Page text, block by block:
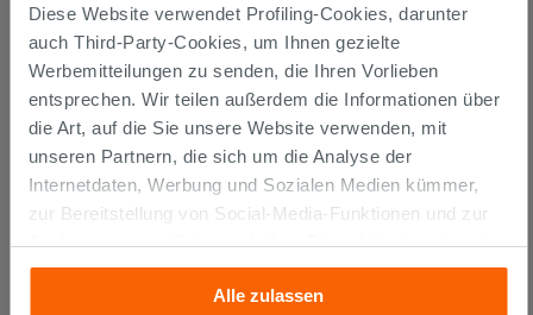
Diese Website verwendet Profiling-Cookies, darunter
auch Third-Party-Cookies, um Ihnen gezielte
Werbemitteilungen zu senden, die Ihren Vorlieben
entsprechen. Wir teilen außerdem die Informationen über
die Art, auf die Sie unsere Website verwenden, mit
unseren Partnern, die sich um die Analyse der
Internetdaten, Werbung und Sozialen Medien kümmer,
zur Bereitstellung von Social-Media-Funktionen und zur
Analyse unseres Datenverkehrs. Diese könnten sie mit
anderen Informationen, die Sie ihnen geliefert haben oder
die sie aufgrund Ihrer Verwendung ihrer Dienste
Alle zulassen